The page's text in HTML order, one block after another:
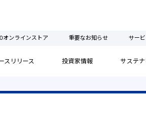
オンラインストア 重要なお知らせ サー
スリリース 投資家情報 サステナ